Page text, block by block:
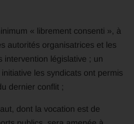
« librement consenti », à
autorités organisatrices et les
intervention législative ; un
les syndicats ont permis
dernier conflit ;
dont la vocation est de